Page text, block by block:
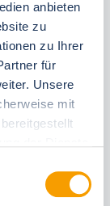
anbieten
zu
zu Ihrer
für
Unsere
mit